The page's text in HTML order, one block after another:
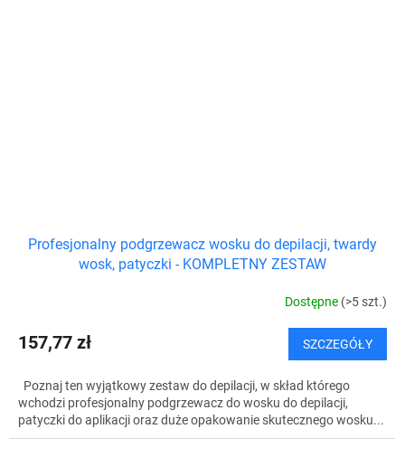
Profesjonalny podgrzewacz wosku do depilacji, twardy
wosk, patyczki - KOMPLETNY ZESTAW
Dostępne (>5 szt.)
157,77 zł SZCZEGÓŁY
Poznaj ten wyjątkowy zestaw do depilacji, w skład którego
wchodzi profesjonalny podgrzewacz do wosku do depilacji,
patyczki do aplikacji oraz duże opakowanie skutecznego wosku...